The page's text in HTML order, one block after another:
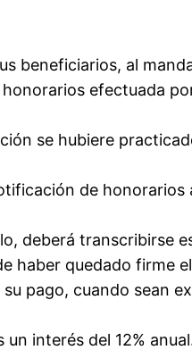
beneficiarios, al
efectuada
se hubiere
de honorarios
deberá transcribirse
haber quedado firme
pago, cuando sean
interés del 12%